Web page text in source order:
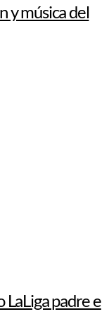
y música del
LaLiga padre e